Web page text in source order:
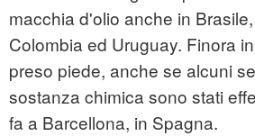
macchia d'olio anche in
Colombia ed Uruguay. Finora
preso piede, anche se alcuni
sostanza chimica sono stati
fa a Barcellona, in Spagna.